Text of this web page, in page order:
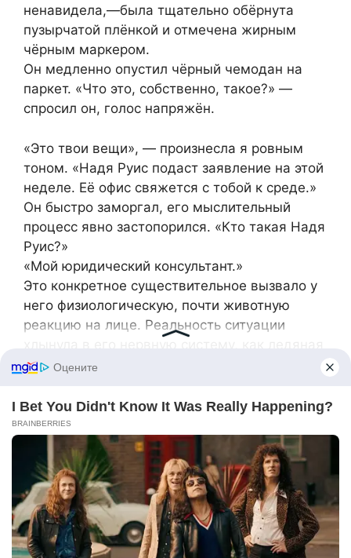
ненавидела,—была тщательно обёрнута
пузырчатой плёнкой и отмечена жирным
чёрным маркером.
Он медленно опустил чёрный чемодан на
паркет. «Что это, собственно, такое?» —
спросил он, голос напряжён.
«Это твои вещи», — произнесла я ровным
тоном. «Надя Руис подаст заявление на этой
неделе. Её офис свяжется с тобой к среде.»
Он быстро заморгал, его мыслительный
процесс явно застопорился. «Кто такая Надя
Руис?»
«Мой юридический консультант.»
Это конкретное существительное вызвало у
него физиологическую, почти животную
реакцию на лице. Реальность ситуации
вода по лабиринту труб, и я наблюдала, как
разрушительное последствие. Обнаруженная
интрига — это управляемый кризис, бытовой
спор, который можно урегулировать,
манипулировать или сгладить обещаниями.
Измена, прошедшая финансовую проверку,
задокументированная и переданная
семейному юристу, становилась совершенно
иного, непреодолимого масштаба